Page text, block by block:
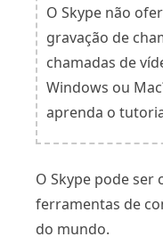
O Skype não
gravação de
chamadas de
Windows ou
aprenda o
O Skype pode ser
ferramentas de
do mundo.